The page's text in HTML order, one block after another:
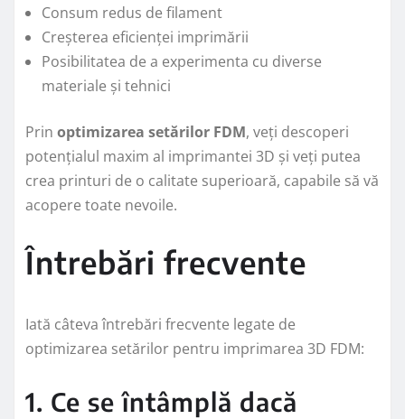
Consum redus de filament
Creșterea eficienței imprimării
Posibilitatea de a experimenta cu diverse
materiale și tehnici
Prin optimizarea setărilor FDM, veți descoperi
potențialul maxim al imprimantei 3D și veți putea
crea printuri de o calitate superioară, capabile să vă
acopere toate nevoile.
Întrebări frecvente
Iată câteva întrebări frecvente legate de
optimizarea setărilor pentru imprimarea 3D FDM:
1. Ce se întâmplă dacă